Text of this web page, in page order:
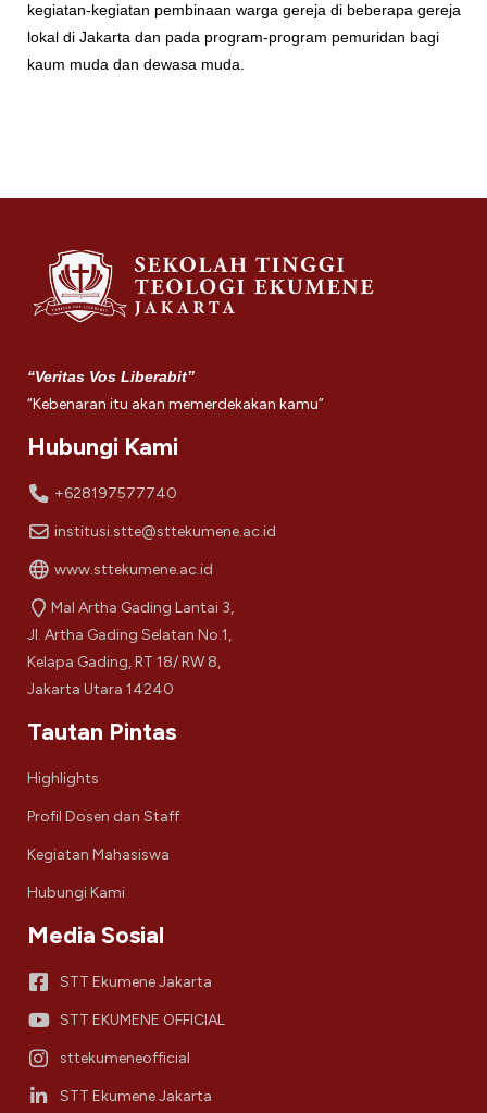
kegiatan-kegiatan pembinaan warga gereja di beberapa gereja
lokal di Jakarta dan pada program-program pemuridan bagi
kaum muda dan dewasa muda.
“Veritas Vos Liberabit”
“Kebenaran itu akan memerdekakan kamu”
Hubungi Kami
+628197577740
institusi.stte@sttekumene.ac.id
www.sttekumene.ac.id
Mal Artha Gading Lantai 3,
Jl. Artha Gading Selatan No.1,
Kelapa Gading, RT 18/ RW 8,
Jakarta Utara 14240
Tautan Pintas
Highlights
Profil Dosen dan Staff
Kegiatan Mahasiswa
Hubungi Kami
Media Sosial
STT Ekumene Jakarta
STT EKUMENE OFFICIAL
sttekumeneofficial
STT Ekumene Jakarta